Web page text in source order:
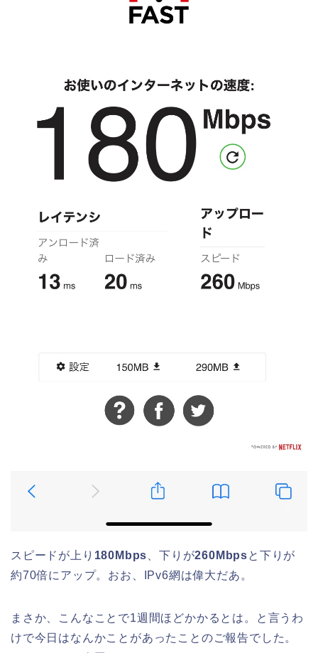
スピードが上り 180Mbps 、下りが260Mbpsと下りが
約70倍にアップ。おお、IPv6網は偉大だあ。
まさか、こんなことで1週間ほどかかるとは。と言うわ
けで今日はなんかことがあったことのご報告でした。